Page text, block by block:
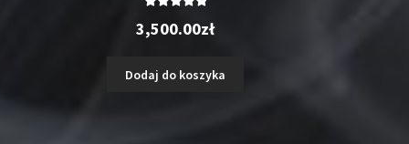
5.00na 5
3,500.00zł
Dodaj do koszyka